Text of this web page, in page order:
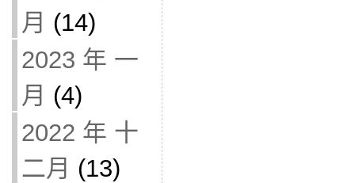
月 (14)
2023 年 一
月 (4)
2022 年 十
二月 (13)